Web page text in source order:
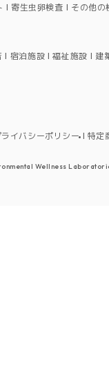
寄生虫卵検査 その他の
宿泊施設 福祉施設 建
ライバシーポリシー 特定
Wellness